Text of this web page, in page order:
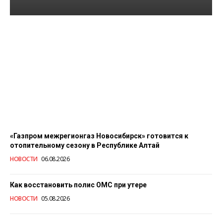
«Газпром межрегионгаз Новосибирск» готовится к
отопительному сезону в Республике Алтай
НОВОСТИ 06.08.2026
Как восстановить полис ОМС при утере
НОВОСТИ 05.08.2026